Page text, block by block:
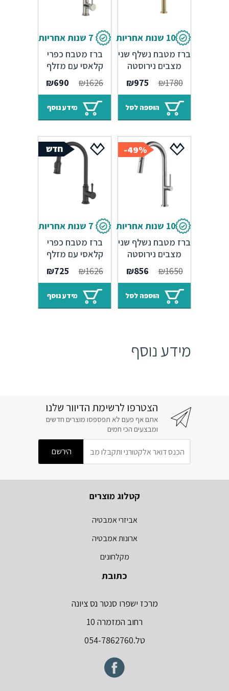
10 שנות אחריות
ברז מטבח נשלף שני
מצבים נירוסטה
בגימור ברונזה – 10
שנות אחריות
₪1780
המחיר
המקורי
היה:
₪1780.
₪975
המחיר
הנוכחי
הוא:
₪975.
הוספה לסל
7 שנות אחריות
ברז מטבח כפרי
קלאסי עם מזלף
נשלף פיה מגנטית
ניקל מוברש – 7
שנות אחריות Sedal
₪1626
המחיר
המקורי
היה:
₪1626.
₪690
הנוכחי
₪690.
מידע נוסף
49%-
10 שנות אחריות
ברז מטבח נשלף שני
מצבים נירוסטה
מוברשת – 10 שנות
אחריות
₪1650
המחיר
המקורי
היה:
₪1650.
₪856
המחיר
הנוכחי
הוא:
₪856.
הוספה לסל
7 שנות אחריות
ברז מטבח כפרי
קלאסי עם מזלף
נשלף פיה מגנטית
שחור מט- 7 שנות
אחריות Sedal
₪1626
המחיר
המקורי
היה:
₪1626.
₪725
הנוכחי
₪725.
מידע נוסף
מידע נוסף
הצטרפו לרשימת הדיוור שלנו
אתם אף פעם לא תפספסו מוצרים חדשים
ומבצעים הכי חמים
קטלוג מוצרים
אביזרי אמבטיה
ארונות אמבטיה
מקלחונים
כתובת
מרכז ישפרו סנטר נס ציונה
רחוב המזמרה 10
טל.054-7862760